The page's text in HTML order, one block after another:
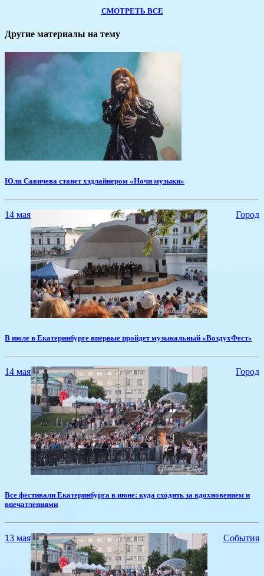
СМОТРЕТЬ ВСЕ
Другие материалы на тему
​Юля Савичева станет хэдлайнером «Ночи музыки»
14 мая Город
​В июле в Екатеринбурге впервые пройдет музыкальный «ВоздухФест»
14 мая Город
​Все фестивали Екатеринбурга в июне: куда сходить за вдохновением и
впечатлениями
13 мая События